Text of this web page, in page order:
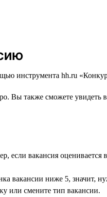
инструмента hh.ru
Вы также сможете
вакансия оценивается
вакансии ниже 5, значит,
или смените тип вакансии.